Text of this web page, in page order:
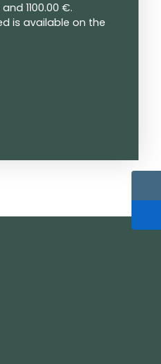
1100.00 €.
is available on the